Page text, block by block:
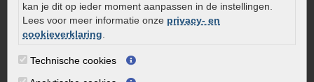
kan je dit op ieder moment aanpassen in de instellingen.
Lees voor meer informatie onze privacy- en
cookieverklaring.
Technische cookies
info@onlinetuinwarenhuis.nl
Routebeschrijving